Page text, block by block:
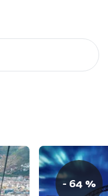
- 64 %